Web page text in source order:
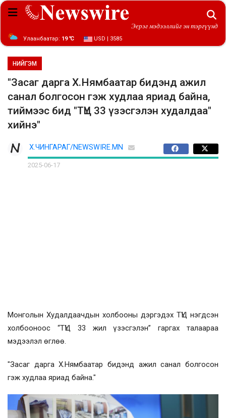
Эерэг мэдээллийг эн тэргүүнд
Улаанбаатар: 19 ℃ USD | 3585
НИЙГЭМ
"Засаг дарга Х.Нямбаатар бидэнд ажил
санал болгосон гэж худлаа яриад байна,
тиймээс бид "ТҮЦ 33 үзэсгэлэн худалдаа"
хийнэ"
Х.ЧИНГАРАГ/NEWSWIRE.MN
2025-06-17
Монголын Худалдаачдын холбооны дэргэдэх ТҮЦ нэгдсэн
холбооноос “ТҮЦ 33 жил үзэсгэлэн” гаргах талаараа
мэдээлэл өглөө.
"Засаг дарга Х.Нямбаатар бидэнд ажил санал болгосон
гэж худлаа яриад байна."